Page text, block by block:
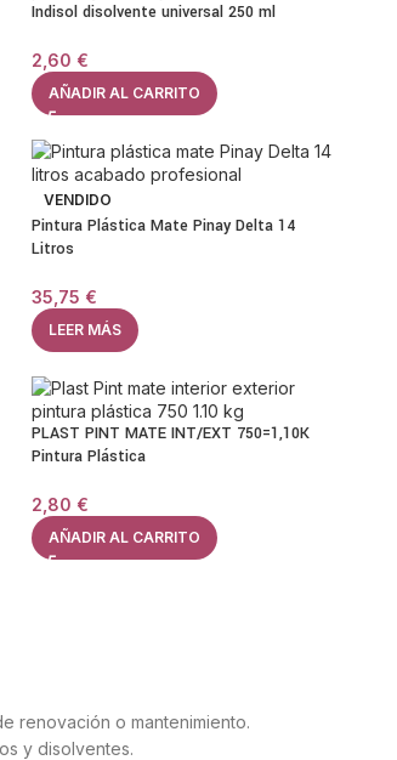
Indisol disolvente universal 250 ml
2,60 €
AÑADIR AL CARRITO
VENDIDO
Pintura Plástica Mate Pinay Delta 14
Litros
35,75 €
LEER MÁS
PLAST PINT MATE INT/EXT 750=1,10K
Pintura Plástica
2,80 €
AÑADIR AL CARRITO
renovación o mantenimiento.
y disolventes.